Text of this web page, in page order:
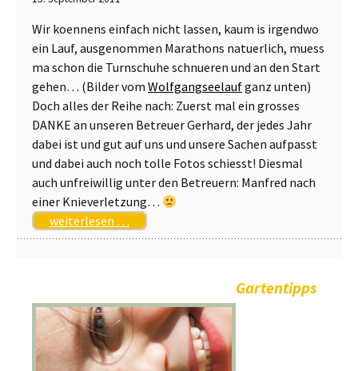
Wir koennens einfach nicht lassen, kaum is irgendwo
ein Lauf, ausgenommen Marathons natuerlich, muess
ma schon die Turnschuhe schnueren und an den Start
gehen… (Bilder vom Wolfgangseelaufganz unten)
Doch alles der Reihe nach: Zuerst mal ein grosses
DANKE an unseren Betreuer Gerhard, der jedes Jahr
dabei ist und gut auf uns und unsere Sachen aufpasst
und dabei auch noch tolle Fotos schiesst! Diesmal
auch unfreiwillig unter den Betreuern: Manfred nach
einer Knieverletzung…
weiterlesen …
Gartentipps